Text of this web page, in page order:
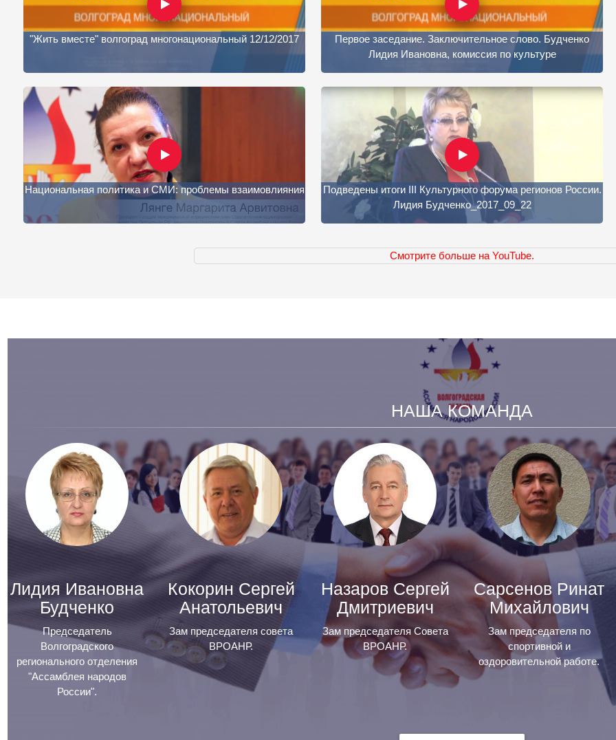
"Жить вместе" волгоград многонациональный 12/12/2017
Первое заседание. Заключительное слово. Будченко
Лидия Ивановна, комиссия по культуре
Национальная политика и СМИ: проблемы взаимовлияния
Подведены итоги III Культурного форума регионов России.
Лидия Будченко_2017_09_22
Смотрите больше на YouTube.
НАША КОМАНДА
Лидия Ивановна
Будченко
Председатель
Волгоградского
регионального отделения
"Ассамблея народов
России".
Кокорин Сергей
Анатольевич
Зам председателя совета
ВРОАНР.
Назаров Сергей
Дмитриевич
Зам председателя Совета
ВРОАНР.
Сарсенов Ринат
Михайлович
Зам председателя по
спортивной и
оздоровительной работе.